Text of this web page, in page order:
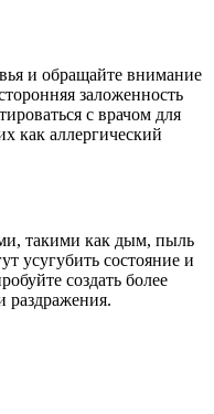
и обращайте внимание
заложенность
с врачом для
как аллергический
такими как дым, пыль
усугубить состояние и
создать более
раздражения.